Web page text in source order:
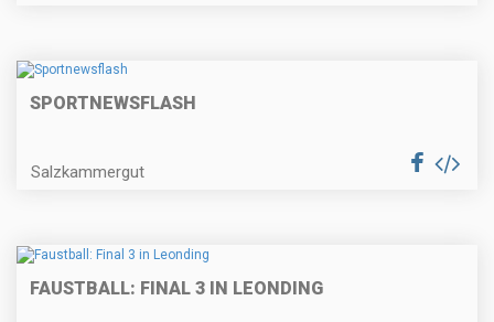
SPORTNEWSFLASH
Salzkammergut
FAUSTBALL: FINAL 3 IN LEONDING